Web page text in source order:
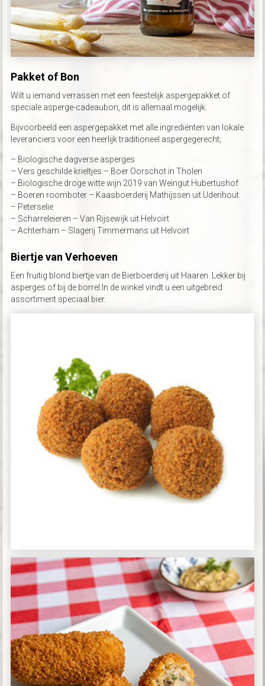
Pakket of Bon
Wilt u iemand verrassen met een feestelijk aspergepakket of
speciale asperge-cadeaubon, dit is allemaal mogelijk.
Bijvoorbeeld een aspergepakket met alle ingrediënten van lokale
leveranciers voor een heerlijk traditioneel aspergegerecht;
– Biologische dagverse asperges
– Vers geschilde krieltjes – Boer Oorschot in Tholen
– Biologische droge witte wijn 2019 van Weingut Hubertushof
– Boeren roomboter – Kaasboerderij Mathijssen uit Udenhout
– Peterselie
– Scharreleieren – Van Rijsewijk uit Helvoirt
– Achterham – Slagerij Timmermans uit Helvoirt
Biertje van Verhoeven
Een fruitig blond biertje van de Bierboerderij uit Haaren. Lekker bij
asperges of bij de borrel.In de winkel vindt u een uitgebreid
assortiment speciaal bier.